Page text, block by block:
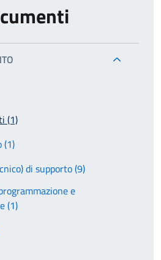
(1)
(1)
di supporto (9)
e
(1)